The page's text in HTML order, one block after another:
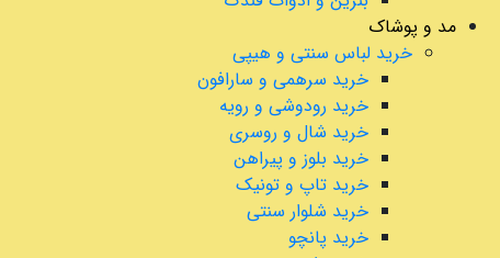
مد و پوشاک
خرید لباس سنتی و هیپی
خرید سرهمی و سارافون
خرید رودوشی و رویه
خرید شال و روسری
خرید بلوز و پیراهن
خرید تاپ و تونیک
خرید شلوار سنتی
خرید پانچو